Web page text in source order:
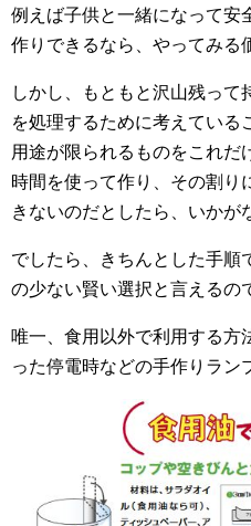
例えば子供と一緒になって安
作りできるなら、やってみる
しかし、もともと沢山残って
を処理するために考えている
用途が限られるものをこれだ
時間を使って作り、その割り
きないのだとしたら、いかが
でしたら、きちんとした手順
の少ない賢い選択と言えるの
唯一、食用以外で利用する方
った停電時などの手作りラン